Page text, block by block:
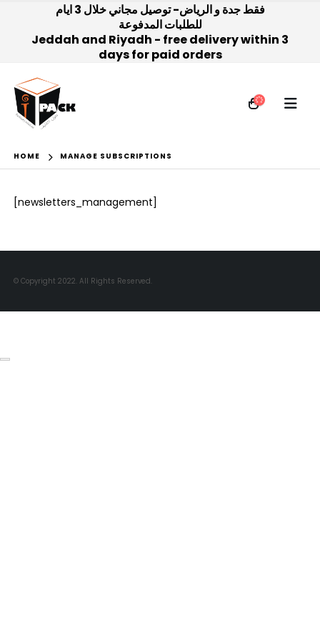
فقط جدة و الرياض- توصيل مجاني خلال 3 ايام
للطلبات المدفوعة
Jeddah and Riyadh - free delivery within 3
days for paid orders
HOME MANAGE SUBSCRIPTIONS
[newsletters_management]
© Copyright 2022. All Rights Reserved.